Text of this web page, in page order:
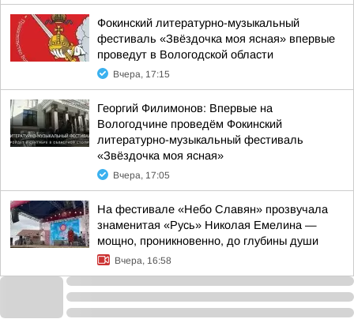
Фокинский литературно-музыкальный
фестиваль «Звёздочка моя ясная» впервые
проведут в Вологодской области
Вчера, 17:15
Георгий Филимонов: Впервые на
Вологодчине проведём Фокинский
литературно-музыкальный фестиваль
«Звёздочка моя ясная»
Вчера, 17:05
На фестивале «Небо Славян» прозвучала
знаменитая «Русь» Николая Емелина —
мощно, проникновенно, до глубины души
Вчера, 16:58